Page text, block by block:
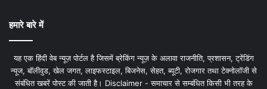
हमारे बारे में
यह एक हिंदी वेब न्यूज़ पोर्टल है जिसमें ब्रेकिंग न्यूज़ के अलावा राजनीति, प्रशासन, ट्रेंडिंग
न्यूज, बॉलीवुड, खेल जगत, लाइफस्टाइल, बिजनेस, सेहत, ब्यूटी, रोजगार तथा टेक्नोलॉजी से
संबंधित खबरें पोस्ट की जाती है। Disclaimer - समाचार से सम्बंधित किसी भी तरह के